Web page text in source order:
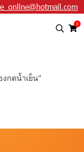
0
กดน้ำเย็น"